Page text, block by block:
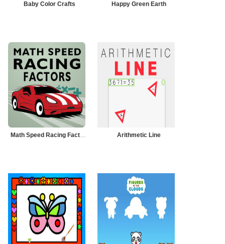
Baby Color Crafts Happy Green Earth
Math Speed Racing Factors Arithmetic Line